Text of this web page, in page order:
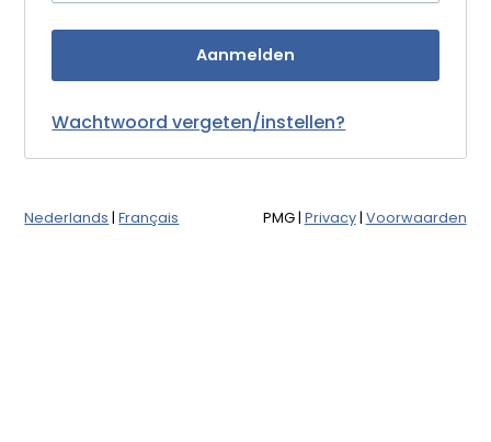
Wachtwoord vergeten/instellen?
Nederlands |Français PMG| Privacy| Voorwaarden